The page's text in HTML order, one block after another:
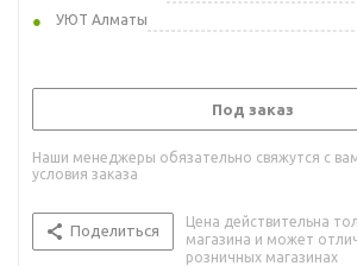
УЮТ Алматы
Под заказ
Наши менеджеры обязательно свяжутся с
условия заказа
Поделиться
Цена действительна
магазина и может
розничных магазинах